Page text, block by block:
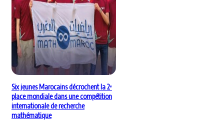
Six jeunes Marocains décrochent la 2ᵉ
place mondiale dans une compétition
internationale de recherche
mathématique